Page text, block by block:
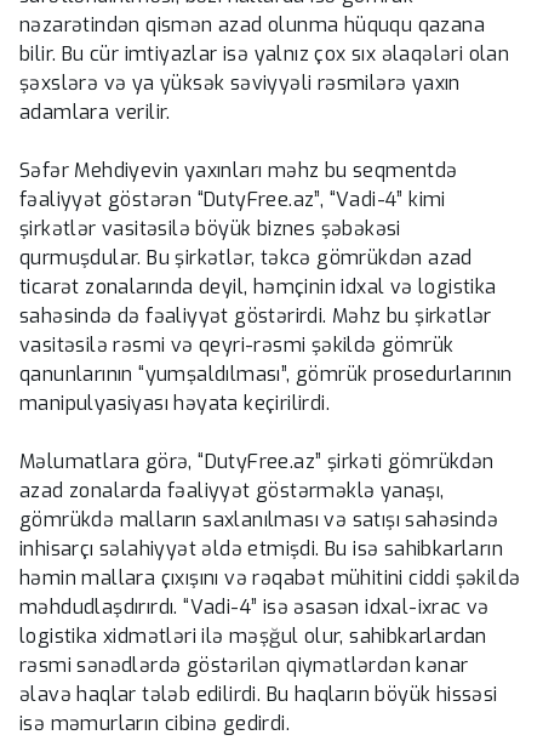
nəzarətindən qismən azad olunma hüququ qazana
bilir. Bu cür imtiyazlar isə yalnız çox sıx əlaqələri olan
şəxslərə və ya yüksək səviyyəli rəsmilərə yaxın
adamlara verilir.
Səfər Mehdiyevin yaxınları məhz bu seqmentdə
fəaliyyət göstərən “DutyFree.az”, “Vadi-4” kimi
şirkətlər vasitəsilə böyük biznes şəbəkəsi
qurmuşdular. Bu şirkətlər, təkcə gömrükdən azad
ticarət zonalarında deyil, həmçinin idxal və logistika
sahəsində də fəaliyyət göstərirdi. Məhz bu şirkətlər
vasitəsilə rəsmi və qeyri-rəsmi şəkildə gömrük
qanunlarının “yumşaldılması”, gömrük prosedurlarının
manipulyasiyası həyata keçirilirdi.
Məlumatlara görə, “DutyFree.az” şirkəti gömrükdən
azad zonalarda fəaliyyət göstərməklə yanaşı,
gömrükdə malların saxlanılması və satışı sahəsində
inhisarçı səlahiyyət əldə etmişdi. Bu isə sahibkarların
həmin mallara çıxışını və rəqabət mühitini ciddi şəkildə
məhdudlaşdırırdı. “Vadi-4” isə əsasən idxal-ixrac və
logistika xidmətləri ilə məşğul olur, sahibkarlardan
rəsmi sənədlərdə göstərilən qiymətlərdən kənar
əlavə haqlar tələb edilirdi. Bu haqların böyük hissəsi
isə məmurların cibinə gedirdi.